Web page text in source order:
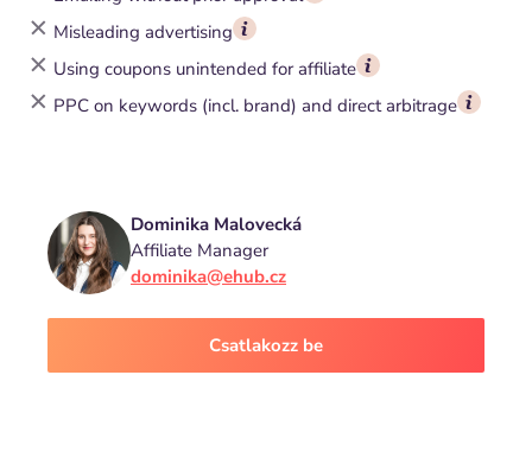
Misleading advertising
Using coupons unintended for affiliate
PPC on keywords (incl. brand) and direct arbitrage
Dominika Malovecká
Affiliate Manager
dominika@ehub.cz
Csatlakozz be